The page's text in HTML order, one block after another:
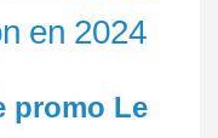
en 2024
promo Le